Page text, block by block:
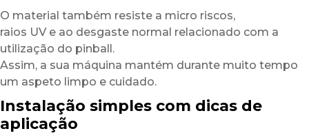
O material também resiste a micro riscos,
raios UV e ao desgaste normal relacionado com a
utilização do pinball.
Assim, a sua máquina mantém durante muito tempo
um aspeto limpo e cuidado.
Instalação simples com dicas de
aplicação